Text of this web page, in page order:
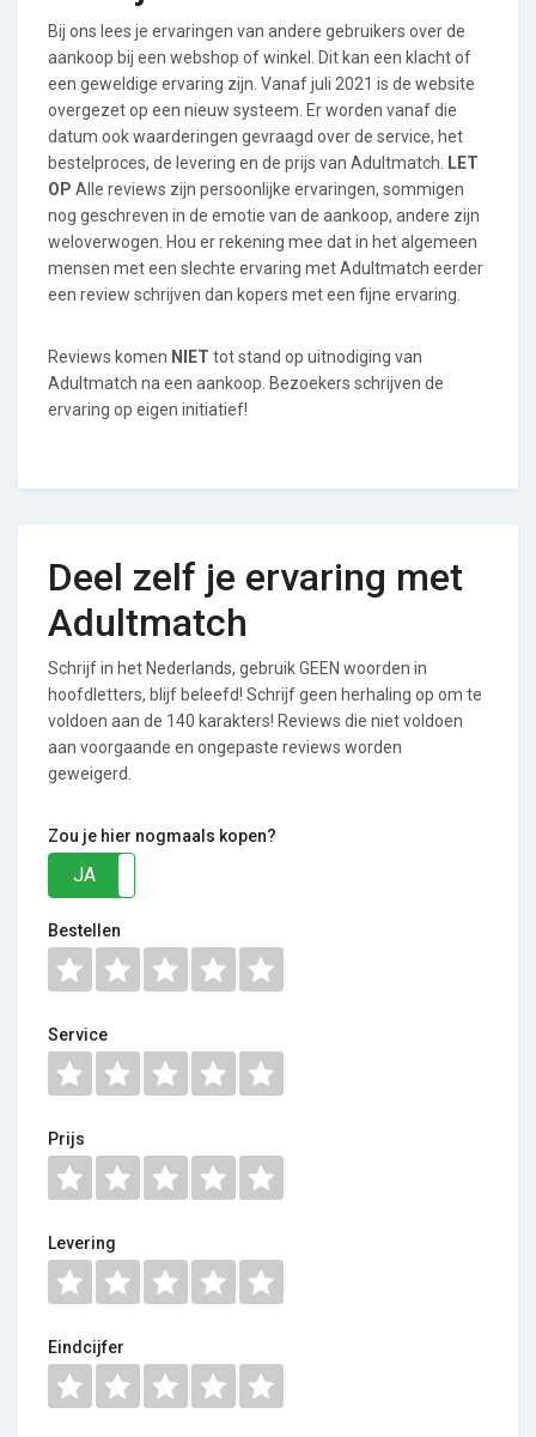
Bij ons lees je ervaringen van andere gebruikers over de
aankoop bij een webshop of winkel. Dit kan een klacht of
een geweldige ervaring zijn. Vanaf juli 2021 is de website
overgezet op een nieuw systeem. Er worden vanaf die
datum ook waarderingen gevraagd over de service, het
bestelproces, de levering en de prijs van Adultmatch.
LET
OP Alle reviews zijn persoonlijke ervaringen, sommigen
nog geschreven in de emotie van de aankoop, andere zijn
weloverwogen. Hou er rekening mee dat in het algemeen
mensen met een slechte ervaring met Adultmatch eerder
een review schrijven dan kopers met een fijne ervaring.
Reviews komen NIET tot stand op uitnodiging van
Adultmatch na een aankoop. Bezoekers schrijven de
ervaring op eigen initiatief!
Deel zelf je ervaring met
Adultmatch
Schrijf in het Nederlands, gebruik GEEN woorden in
hoofdletters, blijf beleefd! Schrijf geen herhaling op om te
voldoen aan de 140 karakters! Reviews die niet voldoen
aan voorgaande en ongepaste reviews worden
geweigerd.
Zou je hier nogmaals kopen?
JA
Bestellen
Service
Prijs
Levering
Eindcijfer